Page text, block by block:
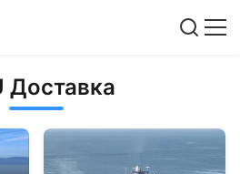
Доставка